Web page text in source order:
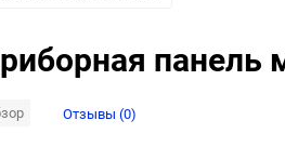
панель
Отзывы (0)